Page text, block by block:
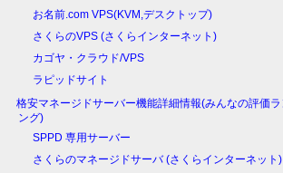
お名前.com VPS(KVM,デスクトップ)
さくらのVPS (さくらインターネット)
カゴヤ・クラウド/VPS
ラピッドサイト
格安マネージドサーバー機能詳細情報(みんなの評価ラ
ング)
SPPD 専用サーバー
さくらのマネージドサーバ (さくらインターネット)